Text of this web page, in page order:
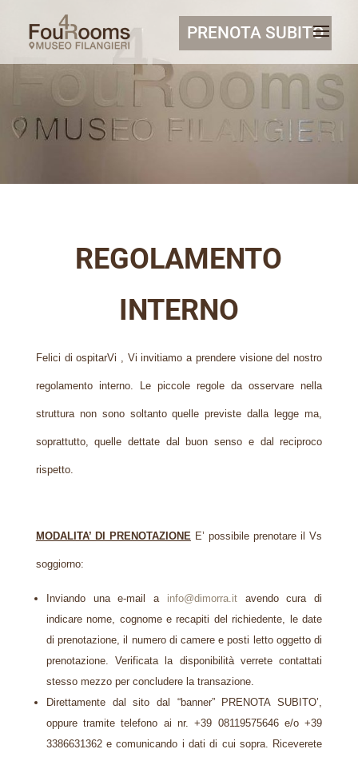
PRENOTA SUBITO
REGOLAMENTO
INTERNO
Felici di ospitarVi , Vi invitiamo a prendere visione del nostro
regolamento interno. Le piccole regole da osservare nella
struttura non sono soltanto quelle previste dalla legge ma,
soprattutto, quelle dettate dal buon senso e dal reciproco
rispetto.
MODALITA’ DI PRENOTAZIONE E’ possibile prenotare il Vs
soggiorno:
Inviando una e-mail a info@dimorra.it
avendo cura di
indicare nome, cognome e recapiti delrichiedente, le date
di prenotazione, il numero di camere e posti letto oggetto di
prenotazione.Verificata la disponibilità verrete contattati
stesso mezzo per concludere la transazione.
Direttamente dal sito dal “banner” PRENOTA SUBITO’,
oppure tramite telefono ai nr. +39 08119575646 e/o +39
3386631362 e comunicando i dati di cui sopra. Riceverete